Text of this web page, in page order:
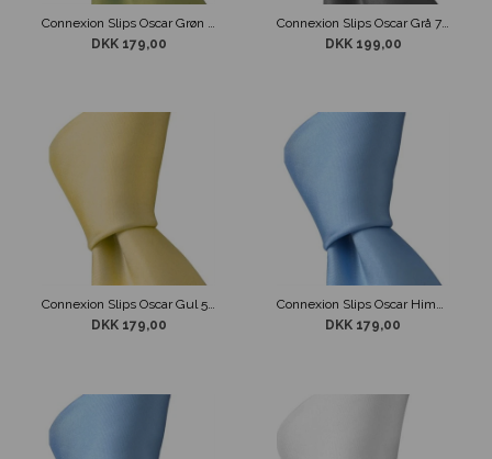
DKK 179,00
Connexion Slips Oscar Grå 7cm
DKK 199,00
Connexion Slips Oscar Gul 5 cm
DKK 179,00
Connexion Slips Oscar Himmel Blå 5 cm
DKK 179,00